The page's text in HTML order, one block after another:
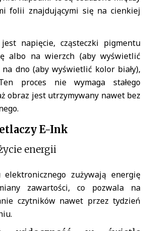
folii znajdującymi się na cienkiej
jest napięcie, cząsteczki pigmentu
albo na wierzch (aby wyświetlić
dno (aby wyświetlić kolor biały),
proces nie wymaga stałego
obraz jest utrzymywany nawet bez
E-Ink
energii
zużywają energię
zawartości, co pozwala na
czytników nawet przez tydzień